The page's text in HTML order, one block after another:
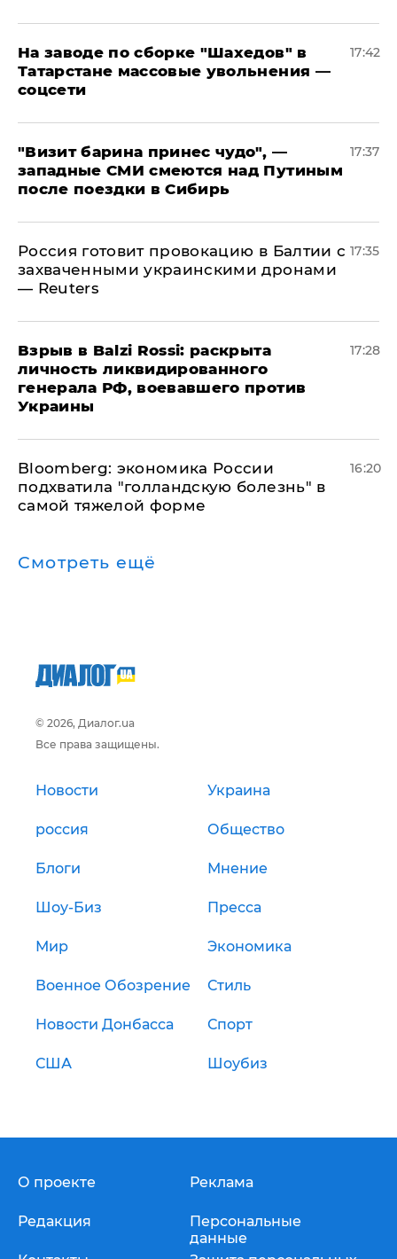
На заводе по сборке "Шахедов" в
Татарстане массовые увольнения —
соцсети
17:42
"Визит барина принес чудо", —
западные СМИ смеются над Путиным
после поездки в Сибирь
17:37
​Россия готовит провокацию в Балтии с
захваченными украинскими дронами
— Reuters
17:35
​Взрыв в Balzi Rossi: раскрыта
личность ликвидированного
генерала РФ, воевавшего против
Украины
17:28
Bloomberg: экономика России
подхватила "голландскую болезнь" в
самой тяжелой форме
16:20
Смотреть ещё
© 2026, Диалог.ua
Все права защищены.
Новости Украина
россия Общество
Блоги Мнение
Шоу-Биз Пресса
Мир Экономика
Военное Обозрение Стиль
Новости Донбасса Спорт
США Шоубиз
О проекте
Редакция
Реклама
Персональные
данные